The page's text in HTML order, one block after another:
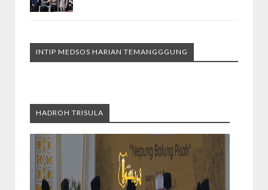
INTIP MEDSOS HARIAN TEMANGGGUNG
HADROH TRISULA